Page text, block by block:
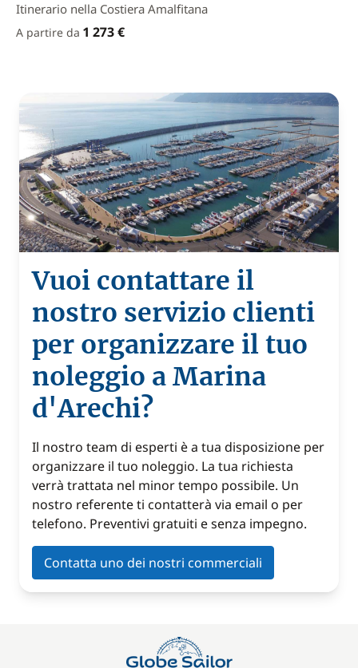
Itinerario nella Costiera Amalfitana
A partire da 1 273 €
Vuoi contattare il
nostro servizio clienti
per organizzare il tuo
noleggio a Marina
d'Arechi?
Il nostro team di esperti è a tua disposizione per
organizzare il tuo noleggio. La tua richiesta
verrà trattata nel minor tempo possibile. Un
nostro referente ti contatterà via email o per
telefono. Preventivi gratuiti e senza impegno.
Contatta uno dei nostri commerciali